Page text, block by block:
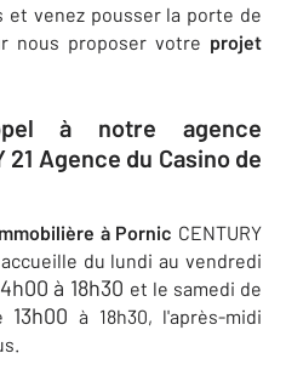
et venez pousser la porte de
nous proposer votre projet
à notre agence
Agence du Casino de
à Pornic CENTURY
du lundi au vendredi
à 18h30 et le samedi de
13h00à 18h30, l'après-midi